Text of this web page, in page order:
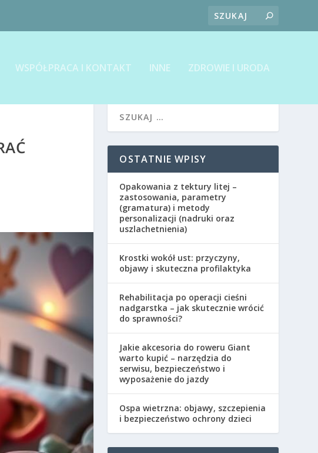
WSPÓŁPRACA I KONTAKT INNE ZDROWIE I URODA
OSTATNIE WPISY
Opakowania z tektury litej –
zastosowania, parametry
(gramatura) i metody
personalizacji (nadruki oraz
uszlachetnienia)
Krostki wokół ust: przyczyny,
objawy i skuteczna profilaktyka
Rehabilitacja po operacji cieśni
nadgarstka – jak skutecznie wrócić
do sprawności?
Jakie akcesoria do roweru Giant
warto kupić – narzędzia do
serwisu, bezpieczeństwo i
wyposażenie do jazdy
Ospa wietrzna: objawy, szczepienia
i bezpieczeństwo ochrony dzieci